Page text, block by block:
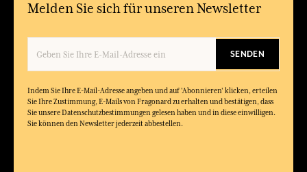
Melden Sie sich für unseren Newsletter
SENDEN
Indem Sie Ihre E-Mail-Adresse angeben und auf 'Abonnieren' klicken, erteilen
Sie Ihre Zustimmung, E-Mails von Fragonard zu erhalten und bestätigen, dass
Sie unsere Datenschutzbestimmungen gelesen haben und in diese einwilligen.
Sie können den Newsletter jederzeit abbestellen.